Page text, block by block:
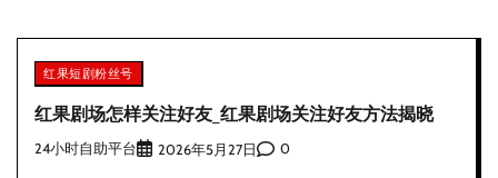
红果短剧粉丝号
红果剧场怎样关注好友_红果剧场关注好友方法揭晓
24小时自助平台 2026年5月27日 0